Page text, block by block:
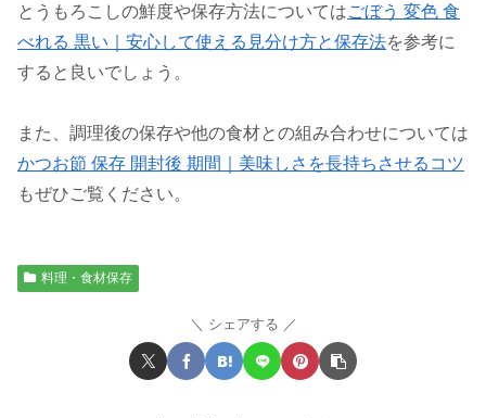
とうもろこしの鮮度や保存方法についてはごぼう 変色 食
べれる 黒い｜安心して使える見分け方と保存法を参考に
すると良いでしょう。
また、調理後の保存や他の食材との組み合わせについては
かつお節 保存 開封後 期間｜美味しさを長持ちさせるコツ
もぜひご覧ください。
料理・食材保存
シェアする